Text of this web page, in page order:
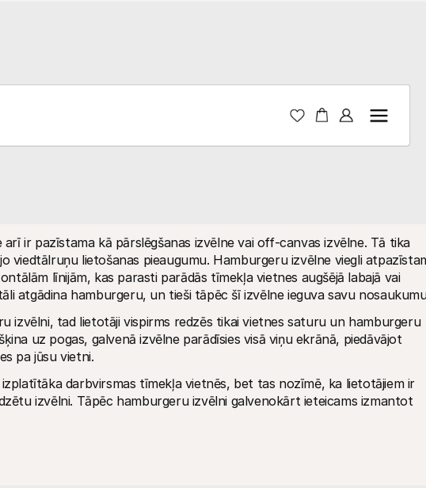
ir pazīstama kā pārslēgšanas izvēlne vai off-canvas izvēlne. Tā tika
viedtālruņu lietošanas pieaugumu. Hamburgeru izvēlne viegli
līnijām, kas parasti parādās tīmekļa vietnes augšējā labajā vai
atgādina hamburgeru, un tieši tāpēc šī izvēlne ieguva savu
izvēlni, tad lietotāji vispirms redzēs tikai vietnes saturu un hamburgeru
uz pogas, galvenā izvēlne parādīsies visā viņu ekrānā, piedāvājot
pa jūsu vietni.
darbvirsmas tīmekļa vietnēs, bet tas nozīmē, ka lietotājiem ir
izvēlni. Tāpēc hamburgeru izvēlni galvenokārt ieteicams izmantot